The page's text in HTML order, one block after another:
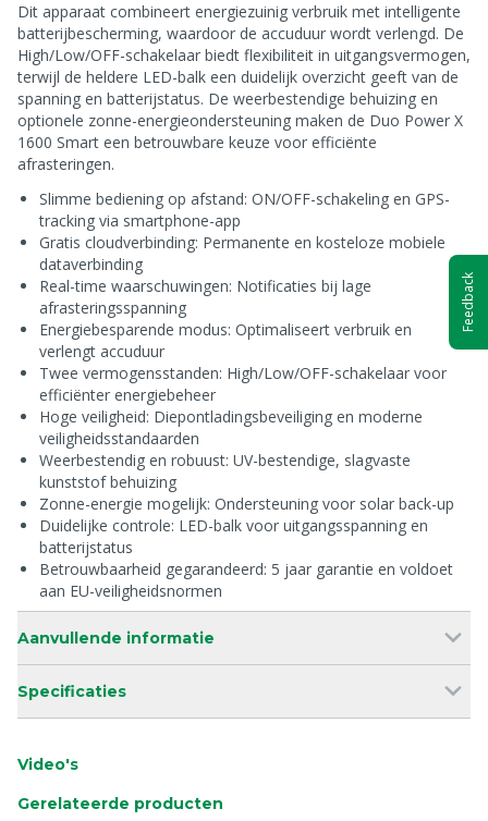
Dit apparaat combineert energiezuinig verbruik met intelligente
batterijbescherming, waardoor de accuduur wordt verlengd. De
High/Low/OFF-schakelaar biedt flexibiliteit in uitgangsvermogen,
terwijl de heldere LED-balk een duidelijk overzicht geeft van de
spanning en batterijstatus. De weerbestendige behuizing en
optionele zonne-energieondersteuning maken de Duo Power X
1600 Smart een betrouwbare keuze voor efficiënte
afrasteringen.
Slimme bediening op afstand: ON/OFF-schakeling en GPS-
tracking via smartphone-app
Gratis cloudverbinding: Permanente en kosteloze mobiele
dataverbinding
Real-time waarschuwingen: Notificaties bij lage
afrasteringsspanning
Energiebesparende modus: Optimaliseert verbruik en
verlengt accuduur
Twee vermogensstanden: High/Low/OFF-schakelaar voor
efficiënter energiebeheer
Hoge veiligheid: Diepontladingsbeveiliging en moderne
veiligheidsstandaarden
Weerbestendig en robuust: UV-bestendige, slagvaste
kunststof behuizing
Zonne-energie mogelijk: Ondersteuning voor solar back-up
Duidelijke controle: LED-balk voor uitgangsspanning en
batterijstatus
Betrouwbaarheid gegarandeerd: 5 jaar garantie en voldoet
aan EU-veiligheidsnormen
Aanvullende informatie
Specificaties
Video's
Gerelateerde producten
Feedback